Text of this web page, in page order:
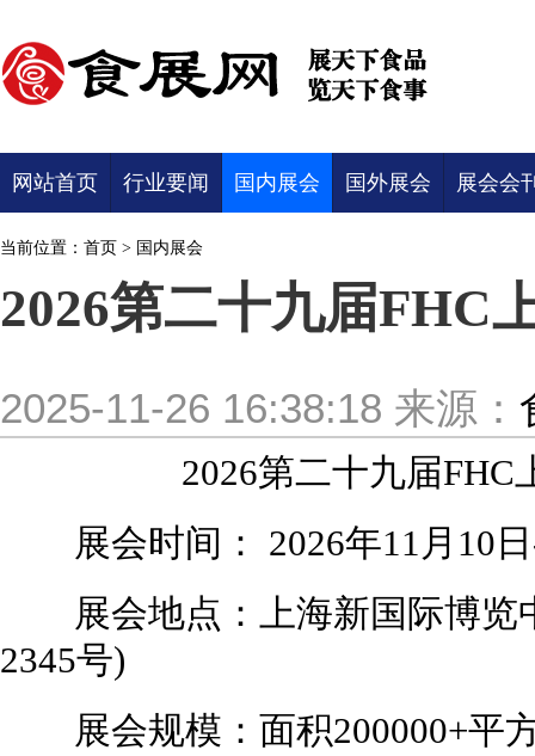
网站首页 行业要闻 国内展会 国外展会 展会会
当前位置： 首页 > 国内展会
2026第二十九届FHC
2025-11-26 16:38:18 来源：
2026第二十九届FHC
展会时间： 2026年11月10日
展会地点：上海新国际博览
2345号)
展会规模：面积200000+平